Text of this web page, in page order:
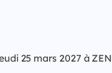
25 mars 2027 à